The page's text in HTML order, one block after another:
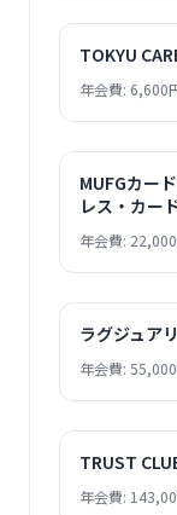
TOKYU
年会費: 6,600
MUFGカー
レス・カー
年会費:
ラグジュア
年会費:
TRUST
年会費: